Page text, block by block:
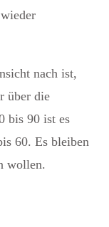
nach ist,
über die
bis 90 ist es
60. Es bleiben
wollen.